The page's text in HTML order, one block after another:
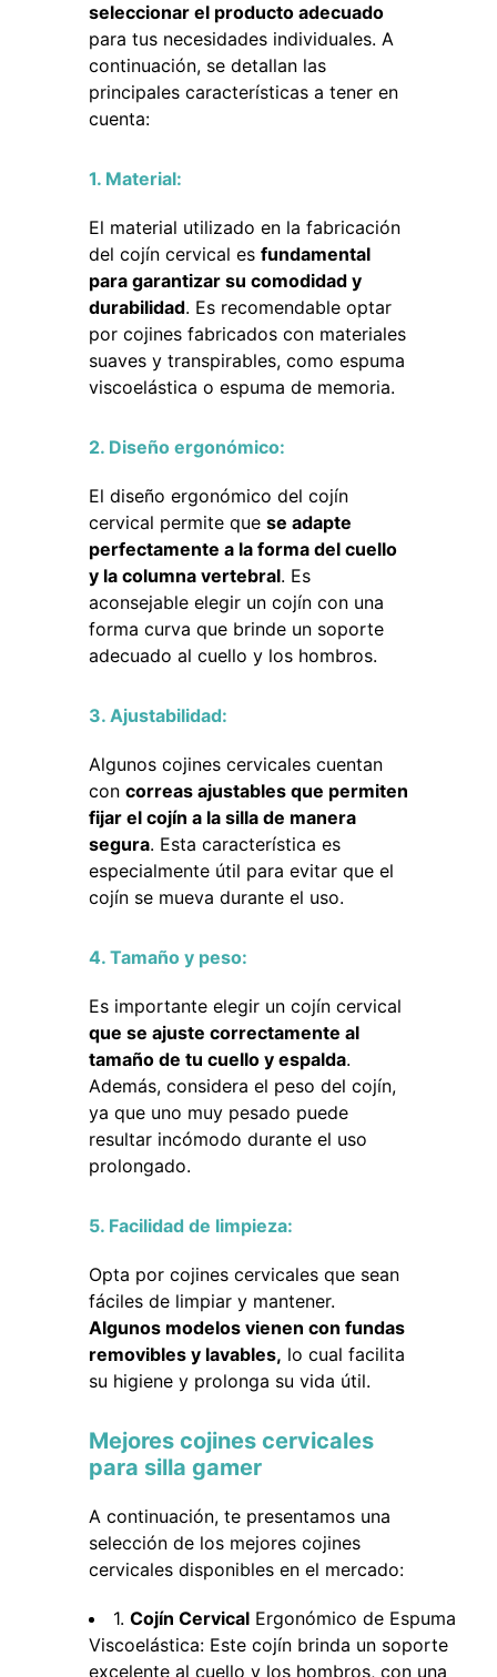
seleccionar el producto adecuado
para tus necesidades individuales. A
continuación, se detallan las
principales características a tener en
cuenta:
1. Material:
El material utilizado en la fabricación
del cojín cervical es fundamental
para garantizar su comodidad y
durabilidad. Es recomendable optar
por cojines fabricados con materiales
suaves y transpirables, como espuma
viscoelástica o espuma de memoria.
2. Diseño ergonómico:
El diseño ergonómico del cojín
cervical permite que se adapte
perfectamente a la forma del cuello
y la columna vertebral. Es
aconsejable elegir un cojín con una
forma curva que brinde un soporte
adecuado al cuello y los hombros.
3. Ajustabilidad:
Algunos cojines cervicales cuentan
con correas ajustables que permiten
fijar el cojín a la silla de manera
segura. Esta característica es
especialmente útil para evitar que el
cojín se mueva durante el uso.
4. Tamaño y peso:
Es importante elegir un cojín cervical
que se ajuste correctamente al
tamaño de tu cuello y espalda.
Además, considera el peso del cojín,
ya que uno muy pesado puede
resultar incómodo durante el uso
prolongado.
5. Facilidad de limpieza:
Opta por cojines cervicales que sean
fáciles de limpiar y mantener.
Algunos modelos vienen con fundas
removibles y lavables, lo cual facilita
su higiene y prolonga su vida útil.
Mejores cojines cervicales
para silla gamer
A continuación, te presentamos una
selección de los mejores cojines
cervicales disponibles en el mercado:
1. Cojín Cervical Ergonómico de Espuma
Viscoelástica: Este cojín brinda un soporte
excelente al cuello y los hombros, con una